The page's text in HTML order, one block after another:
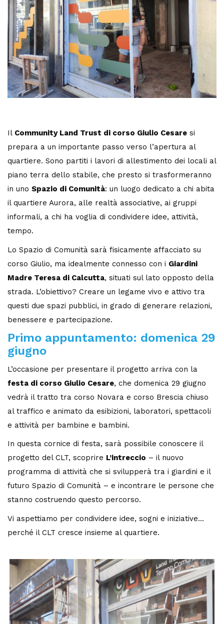
Il Community Land Trust di corso Giulio Cesare si
prepara a un importante passo verso l’apertura al
quartiere. Sono partiti i lavori di allestimento dei locali al
piano terra dello stabile, che presto si trasformeranno
in uno Spazio di Comunità: un luogo dedicato a chi abita
il quartiere Aurora, alle realtà associative, ai gruppi
informali, a chi ha voglia di condividere idee, attività,
tempo.
Lo Spazio di Comunità sarà fisicamente affacciato su
corso Giulio, ma idealmente connesso con i Giardini
Madre Teresa di Calcutta, situati sul lato opposto della
strada. L’obiettivo? Creare un legame vivo e attivo tra
questi due spazi pubblici, in grado di generare relazioni,
benessere e partecipazione.
Primo appuntamento: domenica 29
giugno
L’occasione per presentare il progetto arriva con la
festa di corso Giulio Cesare, che domenica 29 giugno
vedrà il tratto tra corso Novara e corso Brescia chiuso
al traffico e animato da esibizioni, laboratori, spettacoli
e attività per bambine e bambini.
In questa cornice di festa, sarà possibile conoscere il
progetto del CLT, scoprire L’intreccio – il nuovo
programma di attività che si svilupperà tra i giardini e il
futuro Spazio di Comunità – e incontrare le persone che
stanno costruendo questo percorso.
Vi aspettiamo per condividere idee, sogni e iniziative…
perché il CLT cresce insieme al quartiere.